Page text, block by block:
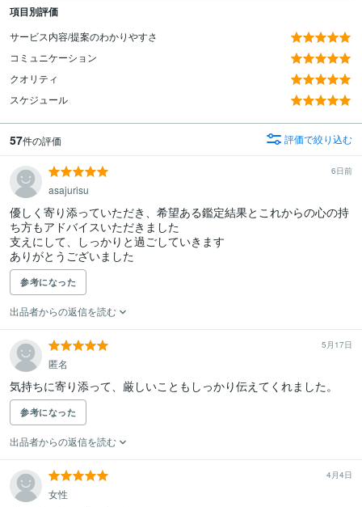
項目別評価
サービス内容/提案のわかりやすさ
コミュニケーション
クオリティ
スケジュール
57件の評価 評価で絞り込む
6日前
asajurisu
優しく寄り添っていただき、希望ある鑑定結果とこれからの心の持
ち方もアドバイスいただきました
支えにして、しっかりと過ごしていきます
ありがとうございました
参考になった
出品者からの返信を読む
5月17日
匿名
気持ちに寄り添って、厳しいこともしっかり伝えてくれました。
参考になった
出品者からの返信を読む
4月4日
女性